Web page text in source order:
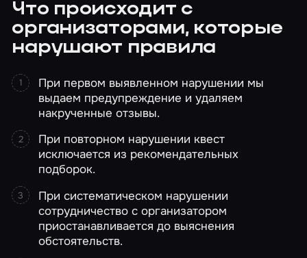
Что происходит с
организаторами, которые
нарушают правила
При первом выявленном нарушении мы
выдаем предупреждение и удаляем
накрученные отзывы.
При повторном нарушении квест
исключается из рекомендательных
подборок.
При систематическом нарушении
сотрудничество с организатором
приостанавливается до выяснения
обстоятельств.